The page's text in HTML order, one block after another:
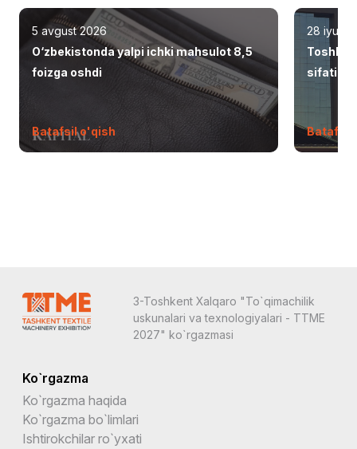
5 avgust 2026
O‘zbekistonda yalpi ichki mahsulot 8,5
foizga oshdi
Batafsil o'qish
28 iyul
Batafsil
3-Toshkent Xalqaro "To`qimachilik
uskunalari va texnologiyalari - TTME
2027" ko`rgazmasi
Ko`rgazma
Ko`rgazma haqida
Ko`rgazma bo`limlari
Ishtirokchilar ro`yxati